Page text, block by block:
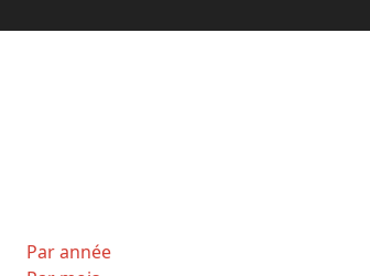
Par année